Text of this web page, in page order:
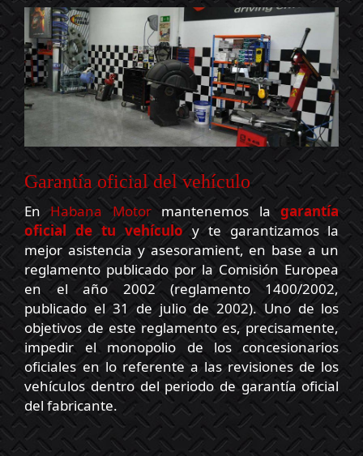
Garantía oficial del vehículo
EnHabana Motormantenemos lagarantía
oficial de tu vehículoy te garantizamos la
mejor asistencia y asesoramient, en base a un
reglamento publicado por la Comisión Europea
en el año 2002 (reglamento 1400/2002,
publicado el 31 de julio de 2002). Uno de los
objetivos de este reglamento es, precisamente,
impedir el monopolio de los concesionarios
oficiales en lo referente a las revisiones de los
vehículos dentro del periodo de garantía oficial
del fabricante.